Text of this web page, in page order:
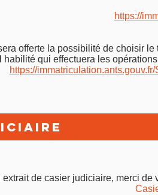
https://
offerte la possibilité de choisir
habilité qui effectuera les
https://
extrait de casier judiciaire, merci de